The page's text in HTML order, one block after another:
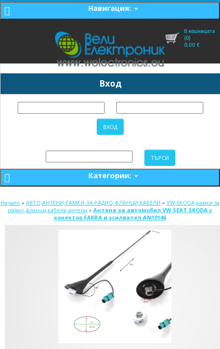
Навигация:
В кошницата
(0)
0,00 €
Вход
Категории:
Начало » АВТО,АНТЕНИ,РАМКИ ЗА РАДИО,ФЛАНЦИ,КАБЕЛИ » VW,SKODA,рамки за
радио,фланци,кабели,антени » Антена за автомобил VW SEAT SKODA с
конектор FAKRA и усилвател AN10146